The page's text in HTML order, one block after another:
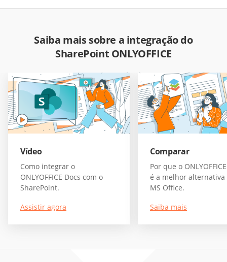
Saiba mais sobre a integração do
SharePoint ONLYOFFICE
Vídeo
Como integrar o
ONLYOFFICE Docs com o
SharePoint.
Assistir agora
Comparar
Por que o
é a melhor alternativa
MS Office.
Saiba mais